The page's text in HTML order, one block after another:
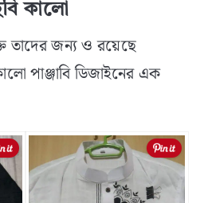
কালো
তাদের জন্য ও রয়েছে
পাঞ্জাবি ডিজাইনের এক